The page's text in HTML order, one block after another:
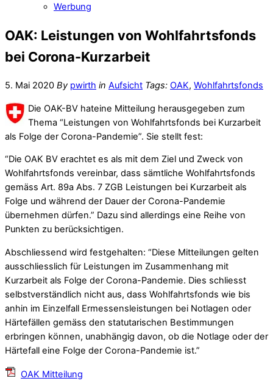
Werbung
OAK: Leistungen von Wohlfahrtsfonds
bei Corona-Kurzarbeit
5. Mai 2020 By pwirth in Aufsicht Tags: OAK, Wohlfahrtsfonds
Die OAK-BV hateine Mitteilung herausgegeben zum
Thema “Leistungen von Wohlfahrtsfonds bei Kurzarbeit
als Folge der Corona-Pandemie”. Sie stellt fest:
“Die OAK BV erachtet es als mit dem Ziel und Zweck von
Wohlfahrtsfonds vereinbar, dass sämtliche Wohlfahrtsfonds
gemäss Art. 89a Abs. 7 ZGB Leistungen bei Kurzarbeit als
Folge und während der Dauer der Corona-Pandemie
übernehmen dürfen.” Dazu sind allerdings eine Reihe von
Punkten zu berücksichtigen.
Abschliessend wird festgehalten: “Diese Mitteilungen gelten
ausschliesslich für Leistungen im Zusammenhang mit
Kurzarbeit als Folge der Corona-Pandemie. Dies schliesst
selbstverständlich nicht aus, dass Wohlfahrtsfonds wie bis
anhin im Einzelfall Ermessensleistungen bei Notlagen oder
Härtefällen gemäss den statutarischen Bestimmungen
erbringen können, unabhängig davon, ob die Notlage oder der
Härtefall eine Folge der Corona-Pandemie ist.”
OAK Mitteilung